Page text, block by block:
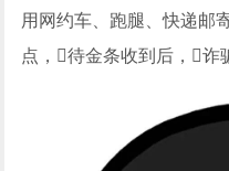
用网约车、跑腿、快递邮
点，待金条收到后，诈